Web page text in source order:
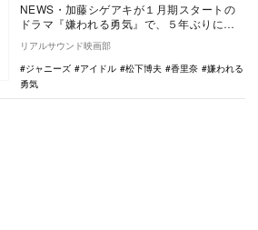
NEWS・加藤シゲアキが１月期スタートの
ドラマ『嫌われる勇気』で、５年ぶりにフ
ジテレビ系連続ドラマで主演を務める香里
奈と共演する…
リアルサウンド映画部
ジャニーズ
アイドル 松下博夫 香里奈
嫌われる
勇気